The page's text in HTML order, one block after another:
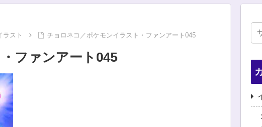
ラスト チョロネコ／ポケモンイラスト・ファンアート045
ファンアート045